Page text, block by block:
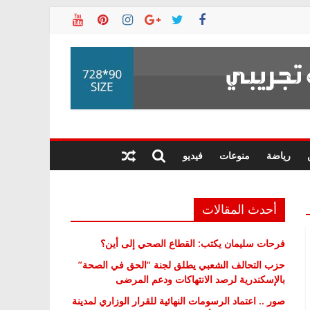
رياضة منوعات فيديو
أحدث المقالات
فرحات سليمان يكتب: القطاع الصحي إلى أين؟
حزب التحالف الشعبي يطلق لجنة “الحق في الصحة”
بالإسكندرية لرصد الانتهاكات ودعم المرضى
صور .. اعتماد الرسومات النهائية للقرار الوزاري لمدينة